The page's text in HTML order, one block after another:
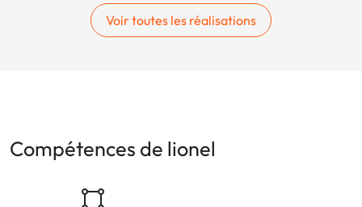
Voir toutes les réalisations
Compétences de lionel